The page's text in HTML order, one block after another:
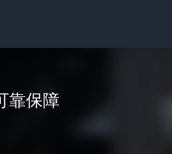
靠保障